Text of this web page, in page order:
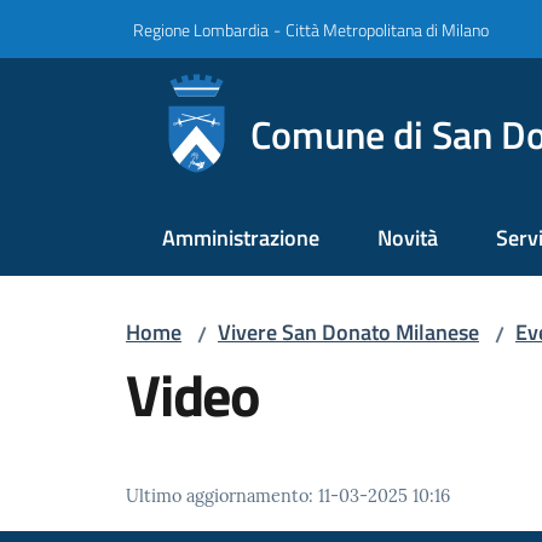
Regione Lombardia -Città Metropolitana di Milano
Comune di San
Amministrazione Novità
Home / Vivere San Donato Milanese /
Video
Ultimo aggiornamento: 11-03-2025 10:16